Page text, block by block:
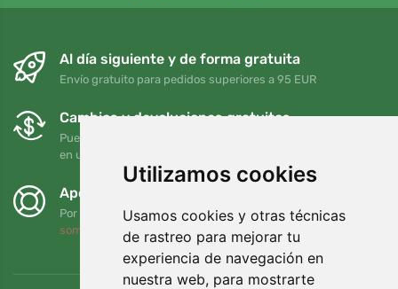
Utilizamos cookies
Usamos cookies y otras técnicas
de rastreo para mejorar tu
experiencia de navegación en
nuestra web, para mostrarte
Al día siguiente y de forma gratuita
Envío gratuito para pedidos superiores a 95 EUR
Cambios y devoluciones gratuitos
Puede devolver o cambiar su pedido en cualquier momento
en un plazo de 90 días
Apoyamos a Trees.org
Por cada pedido plantamos un árbol. Leer másQuiénes
somos